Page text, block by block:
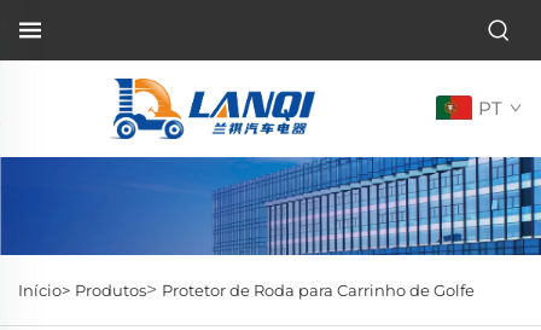
PT
Início> Produtos> Protetor de Roda para Carrinho de Golfe